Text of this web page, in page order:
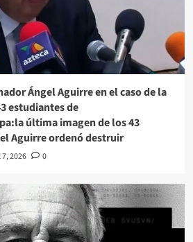
Ángel Aguirre en el caso de la
estudiantes de
última imagen de los 43
Aguirre ordenó destruir
2026 0